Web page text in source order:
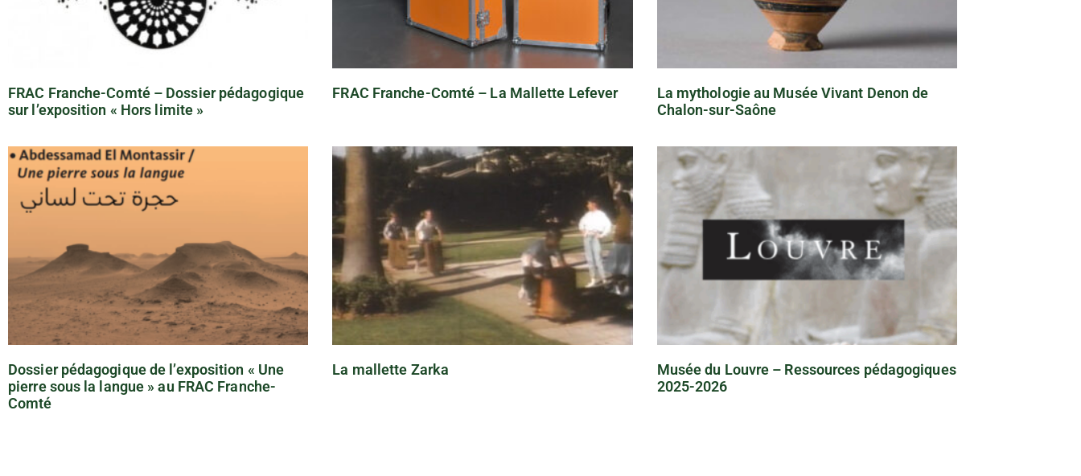
FRAC Franche-Comté – Dossier pédagogique
sur l’exposition « Hors limite »
FRAC Franche-Comté – La Mallette Lefever
La mythologie au Musée Vivant Denon de
Chalon-sur-Saône
Dossier pédagogique de l’exposition « Une
pierre sous la langue » au FRAC Franche-
Comté
La mallette Zarka
Musée du Louvre – Ressources pédagogiques
2025-2026